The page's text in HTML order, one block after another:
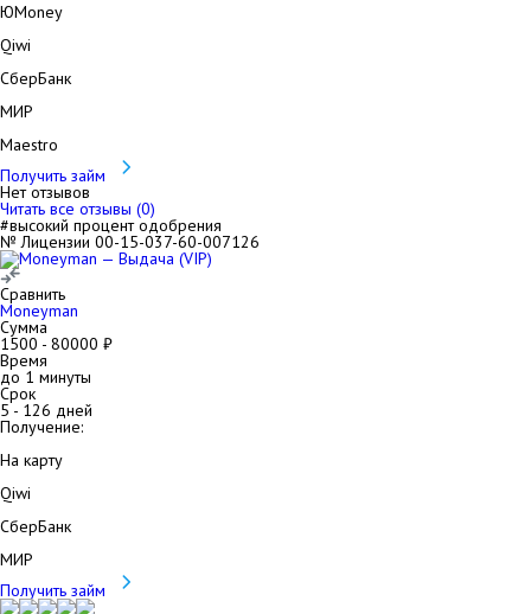
ЮMoney
Qiwi
СберБанк
МИР
Maestro
Получить займ
Нет отзывов
Читать все отзывы (0)
#высокий процент одобрения
№ Лицензии 00-15-037-60-007126
Сравнить
Moneyman
Сумма
1500 - 80000 ₽
Время
до 1 минуты
Срок
5- 126 дней
Получение:
На карту
Qiwi
СберБанк
МИР
Получить займ